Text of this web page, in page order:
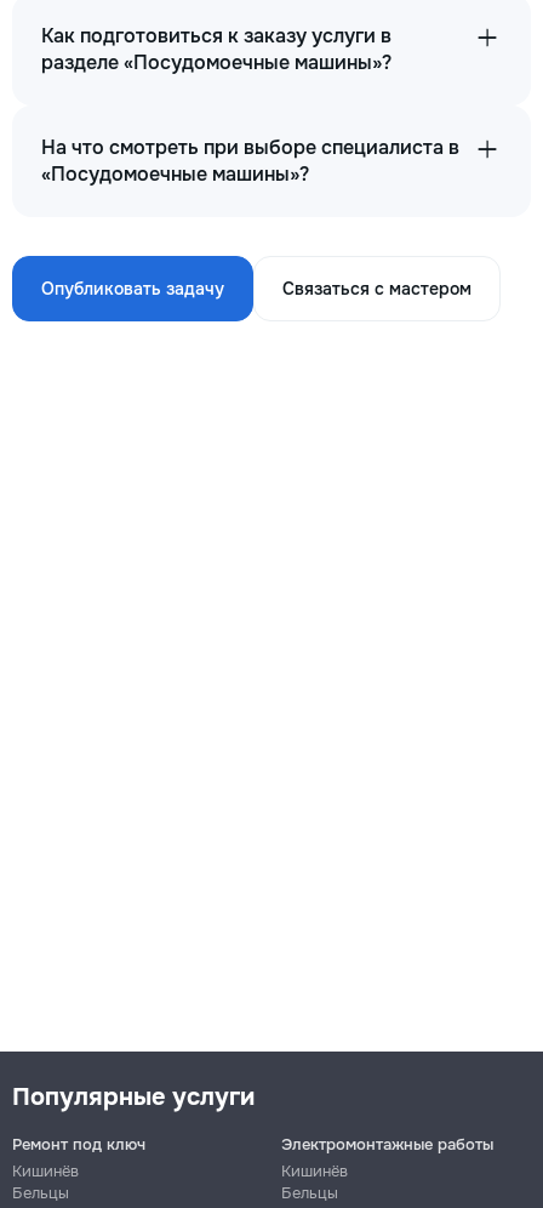
Как подготовиться к заказу услуги в
разделе «Посудомоечные машины»?
На что смотреть при выборе специалиста в
«Посудомоечные машины»?
Опубликовать задачу Связаться с мастером
Популярные услуги
Ремонт под ключ
Кишинёв
Бельцы
Электромонтажные работы
Кишинёв
Бельцы